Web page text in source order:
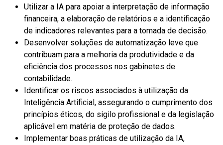
Utilizar a IA para apoiar a interpretação de informação
financeira, a elaboração de relatórios e a identificação
de indicadores relevantes para a tomada de decisão.
Desenvolver soluções de automatização leve que
contribuam para a melhoria da produtividade e da
eficiência dos processos nos gabinetes de
contabilidade.
Identificar os riscos associados à utilização da
Inteligência Artificial, assegurando o cumprimento dos
princípios éticos, do sigilo profissional e da legislação
aplicável em matéria de proteção de dados.
Implementar boas práticas de utilização da IA,